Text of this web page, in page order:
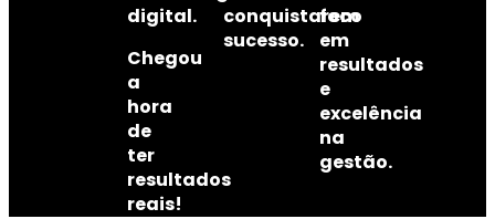
digital.
Chegou
a
hora
de
ter
resultados
reais!
conquistarem
sucesso.
foco
em
resultados
e
excelência
na
gestão.